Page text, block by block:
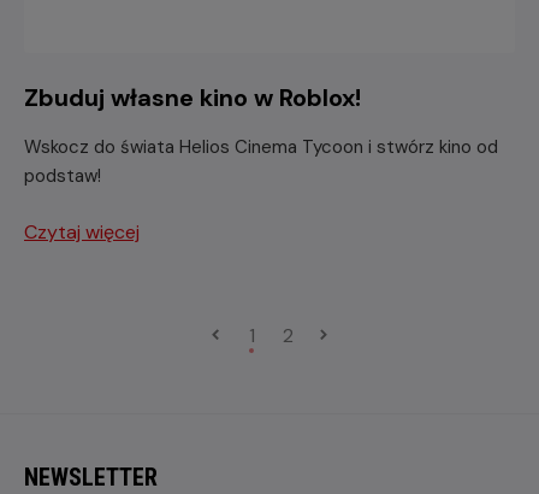
Zbuduj własne kino w Roblox!
Wskocz do świata Helios Cinema Tycoon i stwórz kino od
podstaw!
Czytaj więcej
1 2
NEWSLETTER